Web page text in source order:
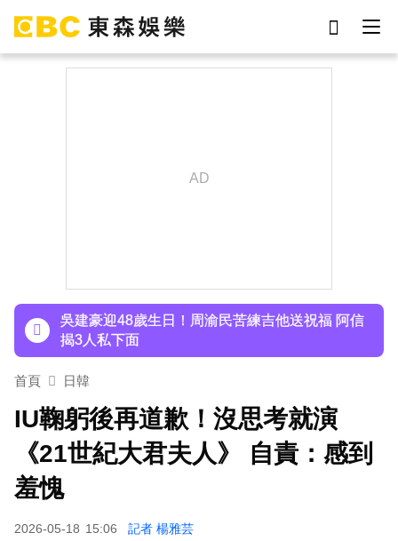
慘被虧：是在震肚子？
吳建豪迎48歲生日！周渝民苦練吉他送祝福 阿信
揭3人私下面
許富凱暴瘦7公斤登台！「臉明顯凹陷」嚇壞媽媽
下載東森App，隨時掌握天下大小事！
胡瓜挑戰韓團爆紅「震胸舞」！賣力狂震笑翻全場
慘被虧：是在震肚子？
首頁 日韓
IU鞠躬後再道歉！沒思考就演
《21世紀大君夫人》 自責：感到
羞愧
2026-05-18 15:06 記者 楊雅芸